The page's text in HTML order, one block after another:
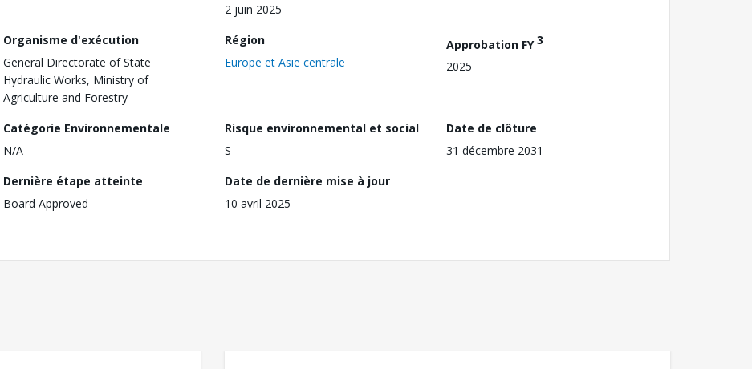
2 juin 2025
Organisme d'exécution
General Directorate of State
Hydraulic Works, Ministry of
Agriculture and Forestry
Région
Europe et Asie centrale
Approbation FY3
2025
Catégorie Environnementale
N/A
Risque environnemental et social
S
Date de clôture
31 décembre 2031
Dernière étape atteinte
Board Approved
Date de dernière mise à jour
10 avril 2025